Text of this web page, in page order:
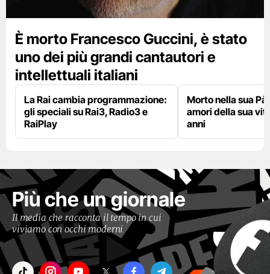
È morto Francesco Guccini, è stato
uno dei più grandi cantautori e
intellettuali italiani
La Rai cambia programmazione:
gli speciali su Rai3, Radio3 e
RaiPlay
Morto nella sua
amori della sua
anni
Più che un giornale
Il media che racconta il tempo in cui
viviamo con occhi moderni